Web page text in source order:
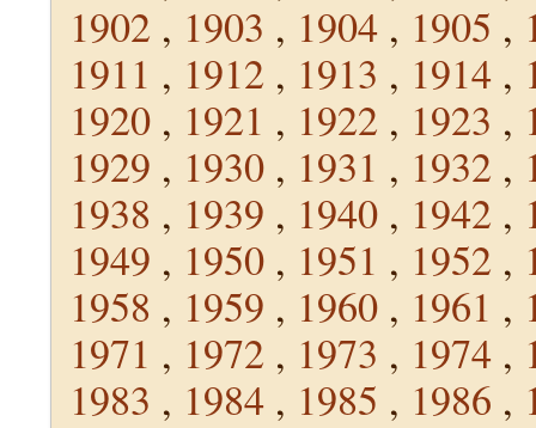
1902 , 1903 , 1904 , 1905 ,
1911 , 1912 , 1913 , 1914 ,
1920 , 1921 , 1922 , 1923 ,
1929 , 1930 , 1931 , 1932 ,
1938 , 1939 , 1940 , 1942 ,
1949 , 1950 , 1951 , 1952 ,
1958 , 1959 , 1960 , 1961 ,
1971 , 1972 , 1973 , 1974 ,
1983 , 1984 , 1985 , 1986 ,